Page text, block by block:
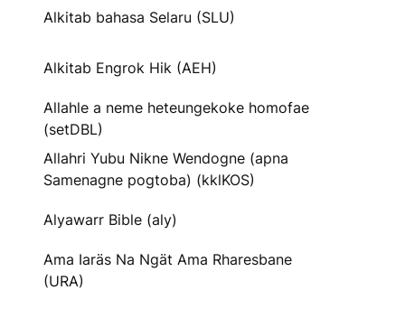
Alkitab bahasa Selaru (SLU)
Alkitab Engrok Hik (AEH)
Allahle a neme heteungekoke homofae
(setDBL)
Allahri Yubu Nikne Wendogne (apna
Samenagne pogtoba) (kklKOS)
Alyawarr Bible (aly)
Ama Iaräs Na Ngät Ama Rharesbane
(URA)